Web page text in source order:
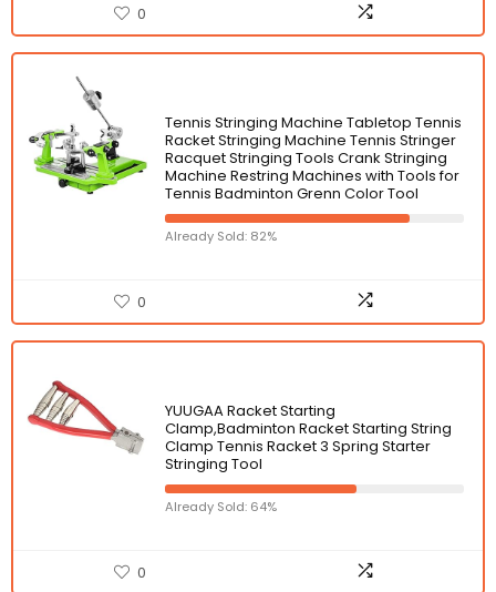
0
Tennis Stringing Machine Tabletop Tennis
Racket Stringing Machine Tennis Stringer
Racquet Stringing Tools Crank Stringing
Machine Restring Machines with Tools for
Tennis Badminton Grenn Color Tool
Already Sold: 82%
0
YUUGAA Racket Starting
Clamp,Badminton Racket Starting String
Clamp Tennis Racket 3 Spring Starter
Stringing Tool
Already Sold: 64%
0